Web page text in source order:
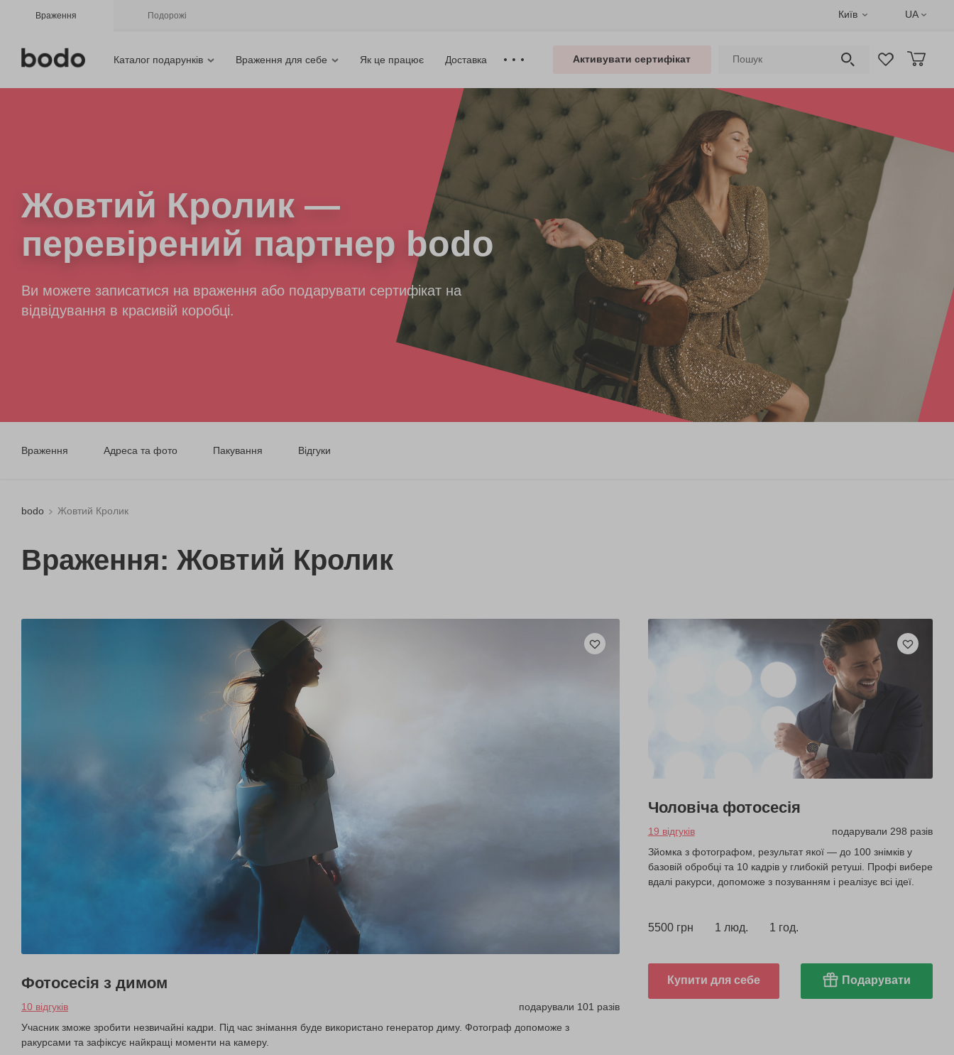
Враження Подорожі Київ UA
Каталог подарунків Враження для себе Як це працює Доставка Активувати сертифікат
Жовтий Кролик —
перевірений партнер bodo
Ви можете записатися на враження або подарувати сертифікат на
відвідування в красивій коробці.
Враження Адреса та фото Пакування Відгуки
bodo Жовтий Кролик
Враження: Жовтий Кролик
Фотосесія з димом
10 відгуків
подарували 101 разів
Учасник зможе зробити незвичайні кадри. Під час знімання буде використано генератор диму. Фотограф допоможе з
ракурсами та зафіксує найкращі моменти на камеру.
Чоловіча фотосесія
19 відгуків
подарували 298 разів
Зйомка з фотографом, результат якої — до 100 знімків у
базовій обробці та 10 кадрів у глибокій ретуші. Профі вибере
вдалі ракурси, допоможе з позуванням і реалізує всі ідеї.
5500 грн 1 люд. 1 год.
Купити для себе Подарувати